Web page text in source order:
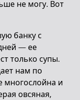
не могу. Вот
банку с
— ее
только супы.
нам по
многослойна и
овсяная,